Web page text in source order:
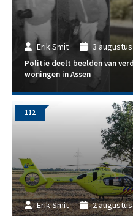
Erik Smit 3
Politie deelt beelden van
woningen in Assen
Erik Smit 2
112